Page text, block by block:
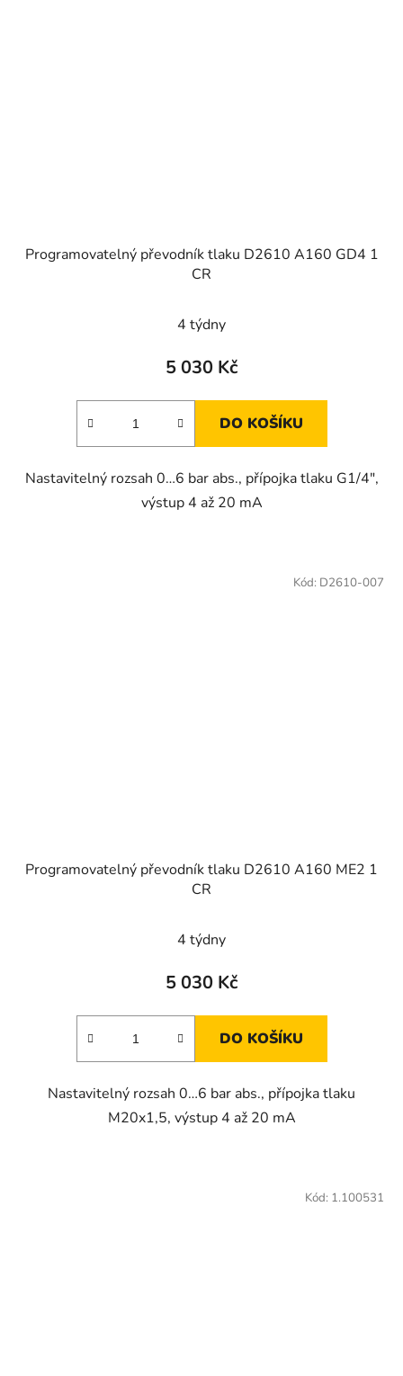
Programovatelný převodník tlaku D2610 A160 GD4 1
CR
4 týdny
5 030 Kč
DO KOŠÍKU
Nastavitelný rozsah 0…6 bar abs., přípojka tlaku G1/4",
výstup 4 až 20 mA
Programovatelný převodník tlaku D2610 A160 ME2 1
CR
4 týdny
5 030 Kč
DO KOŠÍKU
Nastavitelný rozsah 0…6 bar abs., přípojka tlaku
M20x1,5, výstup 4 až 20 mA
Kód: D2610-007
Kód: 1.100531